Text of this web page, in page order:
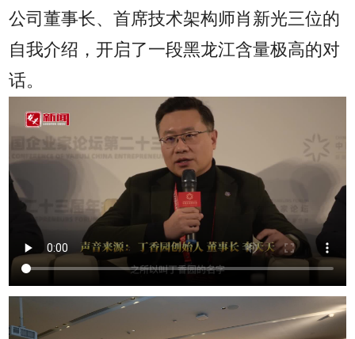
公司董事长、首席技术架构师肖新光三位的
自我介绍，开启了一段黑龙江含量极高的对
话。